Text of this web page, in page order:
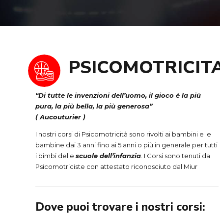
“Di tutte le invenzioni dell’uomo, il gioco è la più
pura, la più bella, la più generosa”
( Aucouturier )
I nostri corsi di Psicomotricità sono rivolti ai bambini e le
bambine dai 3 anni fino ai 5 anni o più in generale per tutti
i bimbi delle scuole dell’infanzia . I Corsi sono tenuti da
Psicomotriciste con attestato riconosciuto dal Miur
Dove puoi trovare i nostri corsi: